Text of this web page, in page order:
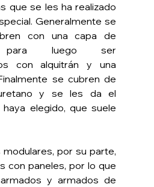
que se les ha realizado
Generalmente se
con una capa de
para luego ser
con alquitrán y una
se cubren de
y se les da el
elegido, que suele
por su parte,
con paneles, por lo que
y armados de